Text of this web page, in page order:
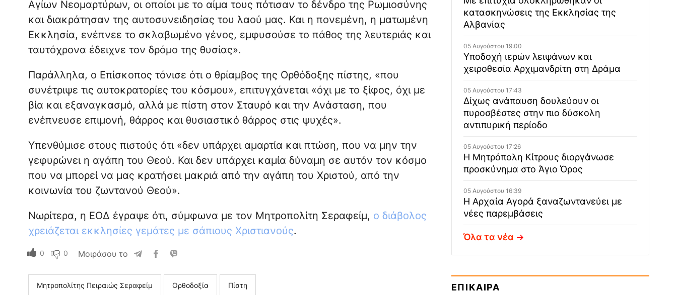
Αγίων Νεομαρτύρων, οι οποίοι με το αίμα τους πότισαν το δένδρο της Ρωμιοσύνης
και διακράτησαν της αυτοσυνειδησίας του λαού μας. Και η πονεμένη, η ματωμένη
Εκκλησία, ενέπνεε το σκλαβωμένο γένος, εμφυσούσε το πάθος της λευτεριάς και
ταυτόχρονα έδειχνε τον δρόμο της θυσίας».
Παράλληλα, ο Επίσκοπος τόνισε ότι ο θρίαμβος της Ορθόδοξης πίστης, «που
συνέτριψε τις αυτοκρατορίες του κόσμου», επιτυγχάνεται «όχι με το ξίφος, όχι με
βία και εξαναγκασμό, αλλά με πίστη στον Σταυρό και την Ανάσταση, που
ενέπνευσε επιμονή, θάρρος και θυσιαστικό θάρρος στις ψυχές».
Υπενθύμισε στους πιστούς ότι «δεν υπάρχει αμαρτία και πτώση, που να μην την
γεφυρώνει η αγάπη του Θεού. Και δεν υπάρχει καμία δύναμη σε αυτόν τον κόσμο
που να μπορεί να μας κρατήσει μακριά από την αγάπη του Χριστού, από την
κοινωνία του ζωντανού Θεού».
Νωρίτερα, η ΕΟΔ έγραψε ότι, σύμφωνα με τον Μητροπολίτη Σεραφείμ, ο διάβολος
χρειάζεται εκκλησίες γεμάτες με σάπιους Χριστιανούς.
0 0 Μοιράσου το
Μητροπολίτης Πειραιώς Σεραφείμ Ορθοδοξία Πίστη
κατασκηνώσεις της Εκκλησίας της
Αλβανίας
05 Αυγούστου 19:00
Υποδοχή ιερών λειψάνων και
χειροθεσία Αρχιμανδρίτη στη Δράμα
05 Αυγούστου 17:43
Δίχως ανάπαυση δουλεύουν οι
πυροσβέστες στην πιο δύσκολη
αντιπυρική περίοδο
05 Αυγούστου 17:26
Η Μητρόπολη Κίτρους διοργάνωσε
προσκύνημα στο Άγιο Όρος
05 Αυγούστου 16:39
Η Αρχαία Αγορά ξαναζωντανεύει με
νέες παρεμβάσεις
Όλα τα νέα
ΕΠΙΚΑΙΡΑ